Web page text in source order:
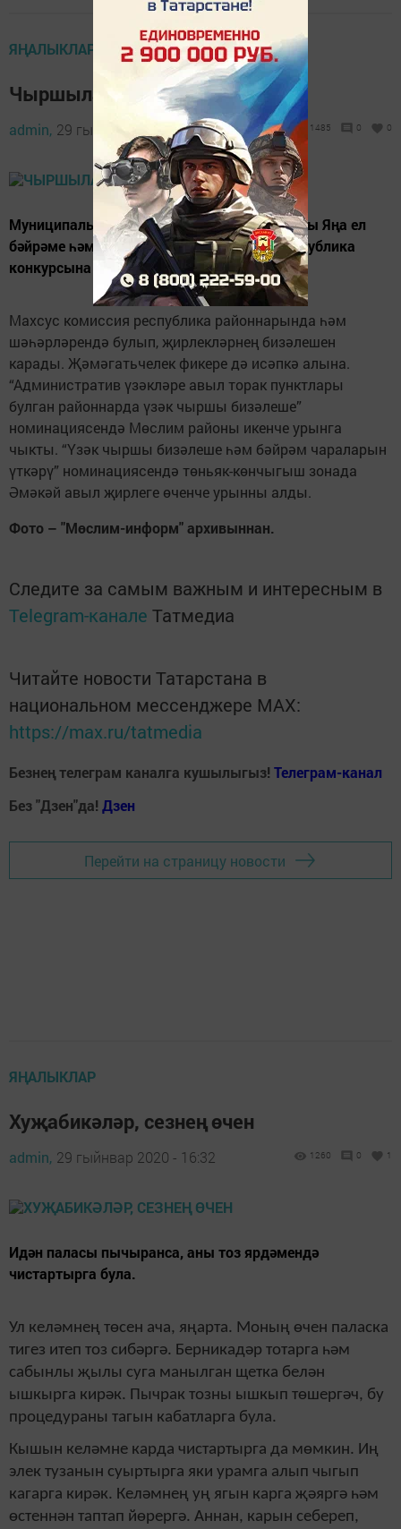
ЯҢАЛЫКЛАР
Чыршыларыбыз матур
admin, 29 гыйнвар 2020 - 17:27 1485 0 0
Муниципаль берәмлекләр арасында иң яхшы Яңа ел
бәйрәме һәм бәйрәмчә бизәлеш буенча республика
конкурсына йомгак ясалды.
Махсус комиссия республика районнарында һәм
шәһәрләрендә булып, җирлекләрнең бизәлешен
карады. Җәмәгатьчелек фикере дә исәпкә алына.
“Административ үзәкләре авыл торак пунктлары
булган районнарда үзәк чыршы бизәлеше”
номинациясендә Мөслим районы икенче урынга
чыкты. “Үзәк чыршы бизәлеше һәм бәйрәм чараларын
үткәрү” номинациясендә төньяк-көнчыгыш зонада
Әмәкәй авыл җирлеге өченче урынны алды.
Фото – "Мөслим-информ" архивыннан.
Следите за самым важным и интересным в
Telegram-канале Татмедиа
Читайте новости Татарстана в
национальном мессенджере MАХ:
https://max.ru/tatmedia
Безнең телеграм каналга кушылыгыз! Телеграм-канал
Без "Дзен"да! Дзен
Перейти на страницу новости
ЯҢАЛЫКЛАР
Хуҗабикәләр, сезнең өчен
admin, 29 гыйнвар 2020 - 16:32 1260 0 1
Идән паласы пычыранса, аны тоз ярдәмендә
чистартырга була.
Ул келәмнең төсен ача, яңарта. Моның өчен паласка
тигез итеп тоз сибәргә. Берникадәр тотарга һәм
сабынлы җылы суга манылган щетка белән
ышкырга кирәк. Пычрак тозны ышкып төшергәч, бу
процедураны тагын кабатларга була.
Кышын келәмне карда чистартырга да мөмкин. Иң
элек тузанын суыртырга яки урамга алып чыгып
кагарга кирәк. Келәмнең уң ягын карга җәяргә һәм
өстеннән таптап йөрергә. Аннан, карын себереп,